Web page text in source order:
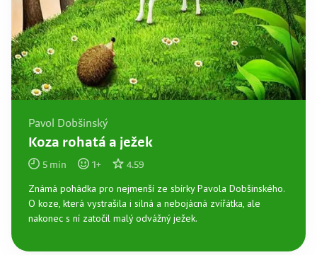
Pavol Dobšinský
Koza rohatá a ježek
5 min 1+ 4.59
Známá pohádka pro nejmenší ze sbírky Pavola Dobšinského.
O koze, která vystrašila i silná a nebojácná zvířátka, ale
nakonec s ní zatočil malý odvážný ježek.